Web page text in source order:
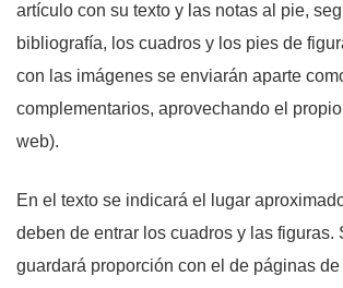
artículo con su texto y las notas al pie,
bibliografía, los cuadros y los pies de
con las imágenes se enviarán aparte
complementarios, aprovechando el
web).
En el texto se indicará el lugar
deben de entrar los cuadros y las figuras.
guardará proporción con el de páginas